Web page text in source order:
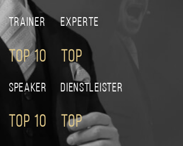
Trainer experte
TOP 10 TOP
SPEAKER DIENSTLEISTER
TOP 10 TOP